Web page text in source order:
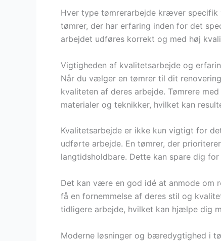
Hver type tømrerarbejde kræver
tømrer, der har erfaring inden for det
arbejdet udføres korrekt og med høj
Vigtigheden af kvalitetsarbejde og
Når du vælger en tømrer til dit
kvaliteten af deres arbejde. Tømrere
materialer og teknikker, hvilket kan
Kvalitetsarbejde er ikke kun vigtigt for
udførte arbejde. En tømrer, der
langtidsholdbare. Dette kan spare dig
Det kan være en god idé at anmode om
få en fornemmelse af deres stil og
tidligere arbejde, hvilket kan hjælpe dig
Moderne løsninger og bæredygtighed i